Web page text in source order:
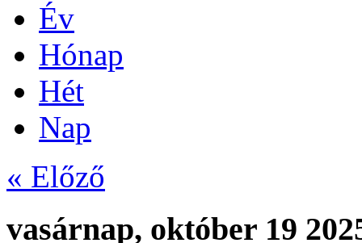
Év
Hónap
Hét
Nap
« Előző
vasárnap, október 19